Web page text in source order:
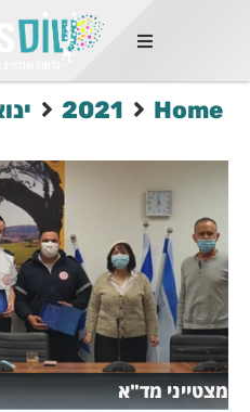
החמות
Et
odio
mauris, wisi
tortor
feugiat
ultricies
Congue
luctus, quam
Home
2021
מצטייני מד"א